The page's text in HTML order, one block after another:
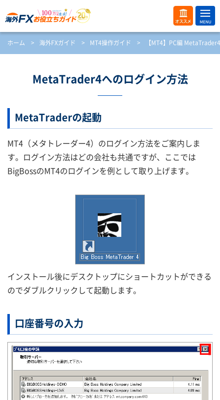
オス
スメ
ME
NU
開
ホーム > 海外FXガイド > MT4操作ガイド > 【MT4】PC編
MetaTrader4へのログイン方法
MetaTraderの起動
MT4（メタトレーダー4）のログイン方法をご案内しま
す。ログイン方法はどの会社も共通ですが、ここでは
BigBossのMT4のログインを例として取り上げます。
インストール後にデスクトップにショートカットができる
のでダブルクリックして起動します。
口座番号の入力